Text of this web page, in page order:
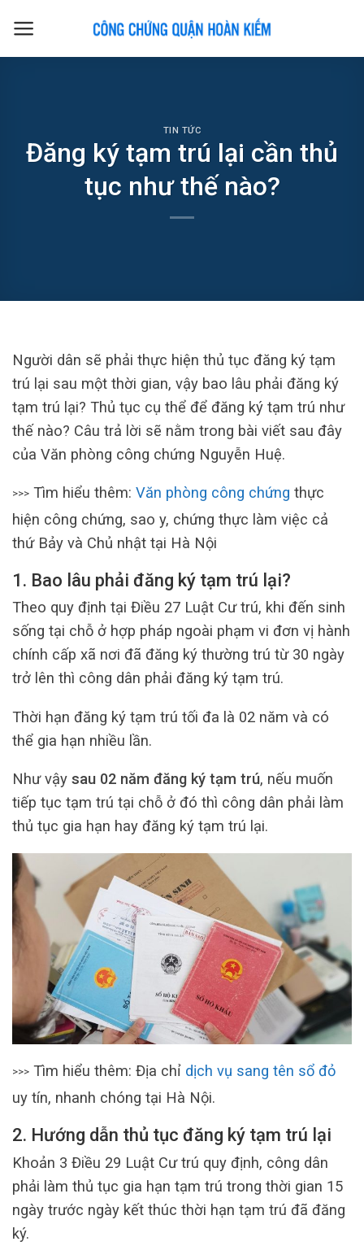
TIN TỨC
Đăng ký tạm trú lại cần thủ
tục như thế nào?
Người dân sẽ phải thực hiện thủ tục đăng ký tạm
trú lại sau một thời gian, vậy bao lâu phải đăng ký
tạm trú lại? Thủ tục cụ thể để đăng ký tạm trú như
thế nào? Câu trả lời sẽ nằm trong bài viết sau đây
của Văn phòng công chứng Nguyễn Huệ.
>>> Tìm hiểu thêm: Văn phòng công chứng thực
hiện công chứng, sao y, chứng thực làm việc cả
thứ Bảy và Chủ nhật tại Hà Nội
1. Bao lâu phải đăng ký tạm trú lại?
Theo quy định tại Điều 27 Luật Cư trú, khi đến sinh
sống tại chỗ ở hợp pháp ngoài phạm vi đơn vị hành
chính cấp xã nơi đã đăng ký thường trú từ 30 ngày
trở lên thì công dân phải đăng ký tạm trú.
Thời hạn đăng ký tạm trú tối đa là 02 năm và có
thể gia hạn nhiều lần.
Như vậy sau 02 năm đăng ký tạm trú, nếu muốn
tiếp tục tạm trú tại chỗ ở đó thì công dân phải làm
thủ tục gia hạn hay đăng ký tạm trú lại.
>>> Tìm hiểu thêm: Địa chỉ dịch vụ sang tên sổ đỏ
uy tín, nhanh chóng tại Hà Nội.
2. Hướng dẫn thủ tục đăng ký tạm trú lại
Khoản 3 Điều 29 Luật Cư trú quy định, công dân
phải làm thủ tục gia hạn tạm trú trong thời gian 15
ngày trước ngày kết thúc thời hạn tạm trú đã đăng
ký.